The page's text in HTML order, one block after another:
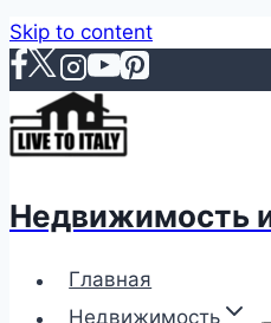
Skip to content
Недвижимость
Главная
Недвижимость